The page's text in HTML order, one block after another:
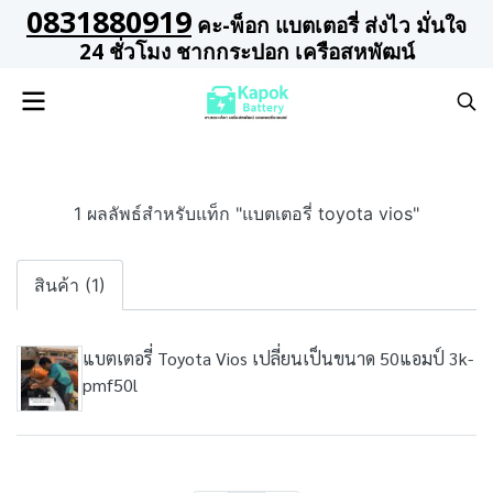
0831880919 คะ-พ็อก แบตเตอรี่ ส่งไว มั่นใจ
24 ชั่วโมง ชากกระปอก เครือสหพัฒน์
1 ผลลัพธ์สำหรับแท็ก "แบตเตอรี่ toyota vios"
สินค้า (1)
แบตเตอรี่ Toyota Vios เปลี่ยนเป็นขนาด 50แอมป์ 3k-
pmf50l